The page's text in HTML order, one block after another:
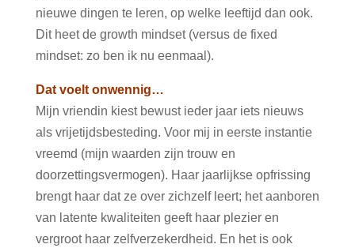
nieuwe dingen te leren, op welke leeftijd dan ook.
Dit heet de growth mindset (versus de fixed
mindset: zo ben ik nu eenmaal).
Dat voelt onwennig…
Mijn vriendin kiest bewust ieder jaar iets nieuws
als vrijetijdsbesteding. Voor mij in eerste instantie
vreemd (mijn waarden zijn trouw en
doorzettingsvermogen). Haar jaarlijkse opfrissing
brengt haar dat ze over zichzelf leert; het aanboren
van latente kwaliteiten geeft haar plezier en
vergroot haar zelfverzekerdheid. En het is ook